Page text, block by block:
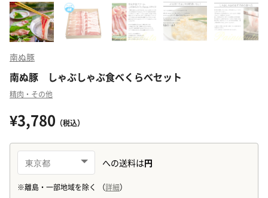
南ぬ豚
南ぬ豚 しゃぶしゃぶ食べくらべセット
精肉・その他
¥3,780 （税込）